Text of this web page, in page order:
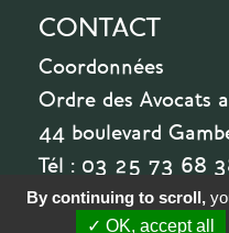
CONTACT
Coordonnées
Ordre des Avocats
44 boulevard
Tél : 03 25 73 68
By continuing to scroll,
✓ OK, accept all